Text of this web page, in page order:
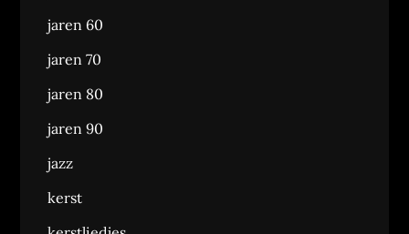
jaren 60
jaren 70
jaren 80
jaren 90
jazz
kerst